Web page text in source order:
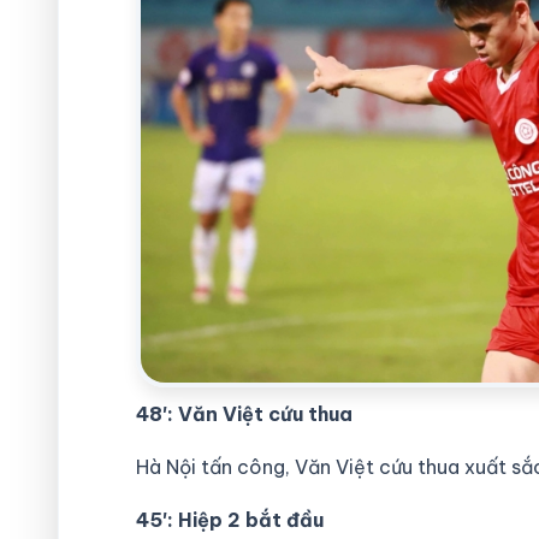
48′: Văn Việt cứu thua
Hà Nội tấn công, Văn Việt cứu thua xuất
45′: Hiệp 2 bắt đầu